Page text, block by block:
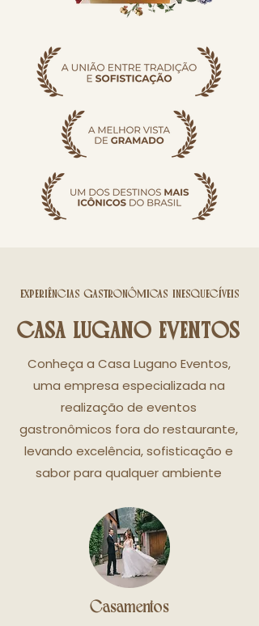
EXPERIÊNCIAS GASTRONÔMICAS INESQUECÍVEIS
CASA LUGANO EVENTOS
Conheça a Casa Lugano Eventos,
uma empresa especializada na
realização de eventos
gastronômicos fora do restaurante,
levando excelência, sofisticação e
sabor para qualquer ambiente
Casamentos